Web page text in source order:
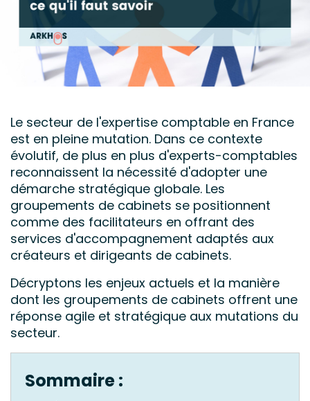
Le secteur de l'expertise comptable en France
est en pleine mutation. Dans ce contexte
évolutif, de plus en plus d'experts-comptables
reconnaissent la nécessité d'adopter une
démarche stratégique globale. Les
groupements de cabinets se positionnent
comme des facilitateurs en offrant des
services d'accompagnement adaptés aux
créateurs et dirigeants de cabinets.
Décryptons les enjeux actuels et la manière
dont les groupements de cabinets offrent une
réponse agile et stratégique aux mutations du
secteur.
Sommaire :